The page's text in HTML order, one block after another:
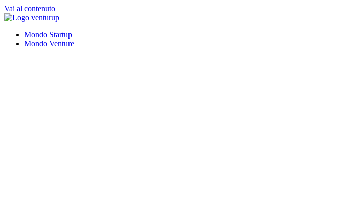
Vai al contenuto
Mondo Startup
Mondo Venture